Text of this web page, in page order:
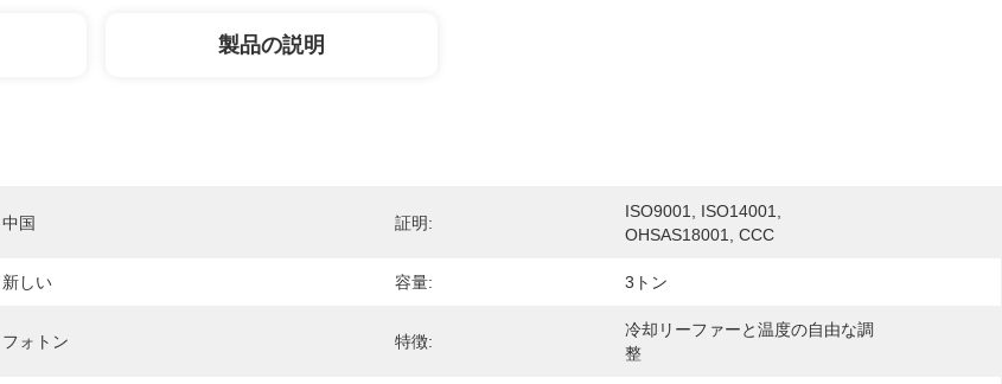
製品の説明
中国 証明:
ISO9001, ISO14001,
OHSAS18001, CCC
新しい 容量: 3トン
フォトン 特徴:
冷却リーファーと温度の自由な調
整